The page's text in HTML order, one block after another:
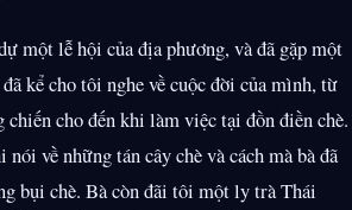
một lễ hội của địa phương, và đã gặp một
kể cho tôi nghe về cuộc đời của mình, từ
chiến cho đến khi làm việc tại đồn điền chè.
về những tán cây chè và cách mà bà đã
bụi chè. Bà còn đãi tôi một ly trà Thái